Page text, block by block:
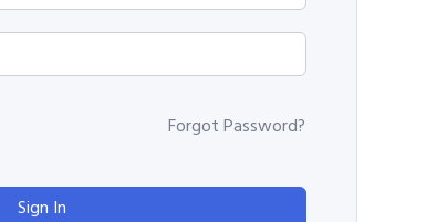
Forgot Password?
Sign In